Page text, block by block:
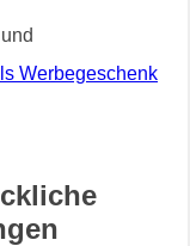
Werbegeschenk